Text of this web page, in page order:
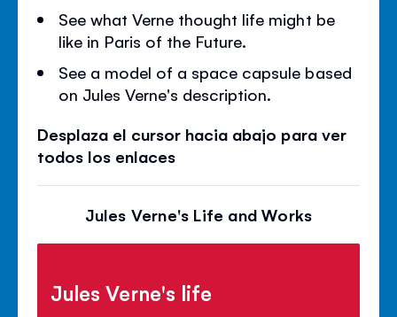
See what Verne thought life might be
like in Paris of the Future.
See a model of a space capsule based
on Jules Verne's description.
Desplaza el cursor hacia abajo para ver
todos los enlaces
Jules Verne's Life and Works
Jules Verne's life